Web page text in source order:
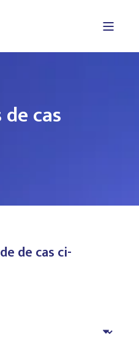
cas
de cas ci-